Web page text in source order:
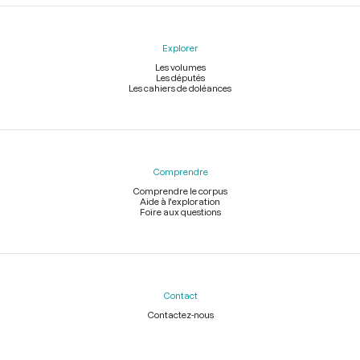
Explorer
Les volumes
Les députés
Les cahiers de doléances
Comprendre
Comprendre le corpus
Aide à l'exploration
Foire aux questions
Contact
Contactez-nous